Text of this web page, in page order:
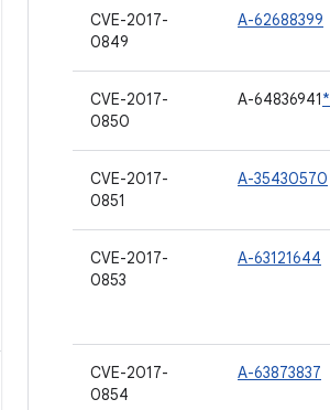
CVE-2017-
0849
A-62688399
CVE-2017-
0850
A-64836941*
CVE-2017-
0851
A-35430570
CVE-2017-
0853
A-63121644
CVE-2017-
0854
A-63873837